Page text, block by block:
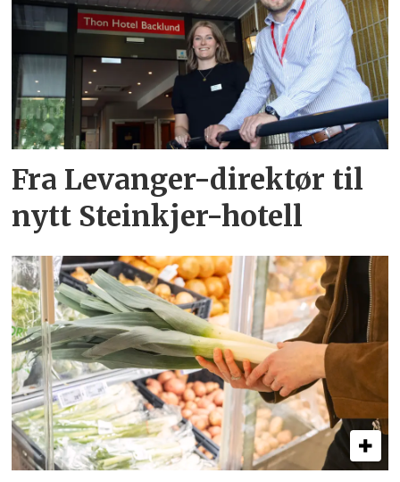
Fra Levanger-direktør til
nytt Steinkjer-hotell